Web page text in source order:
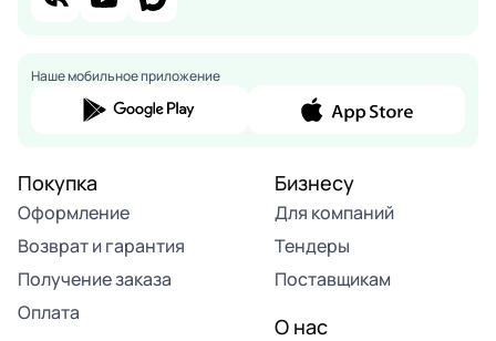
Наше мобильное приложение
Покупка
Оформление
Возврат и гарантия
Получение заказа
Оплата
Бизнесу
Для компаний
Тендеры
Поставщикам
О нас